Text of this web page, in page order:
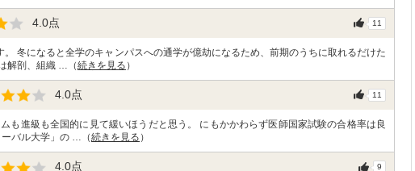
4.0点 11
冬になると全学のキャンパスへの通学が億劫になるため、前期のうちに取れるだけた
解剖、組織 …（続きを見る ）
4.0点 11
も進級も全国的に見て緩いほうだと思う。 にもかかわらず医師国家試験の合格率は良
バル大学」の …（続きを見る ）
4.0点 9